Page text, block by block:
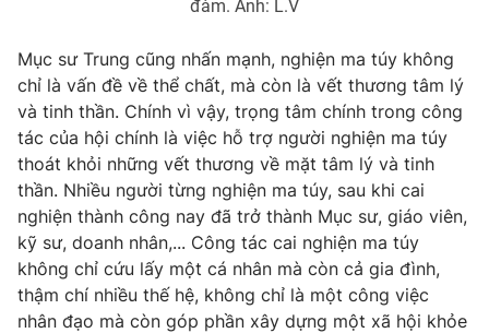
đàm. Ảnh: L.V
Mục sư Trung cũng nhấn mạnh, nghiện ma túy không
chỉ là vấn đề về thể chất, mà còn là vết thương tâm lý
và tinh thần. Chính vì vậy, trọng tâm chính trong công
tác của hội chính là việc hỗ trợ người nghiện ma túy
thoát khỏi những vết thương về mặt tâm lý và tinh
thần. Nhiều người từng nghiện ma túy, sau khi cai
nghiện thành công nay đã trở thành Mục sư, giáo viên,
kỹ sư, doanh nhân,... Công tác cai nghiện ma túy
không chỉ cứu lấy một cá nhân mà còn cả gia đình,
thậm chí nhiều thế hệ, không chỉ là một công việc
nhân đạo mà còn góp phần xây dựng một xã hội khỏe